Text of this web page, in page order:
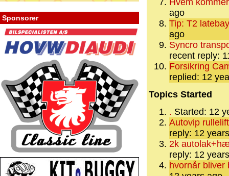
Sponsorer
ago
Tip: T2
ago
Syncro
recent reply:
Forsikring
replied: 12
Topics Started
. Started: 12
Autovip
reply: 12
2k
reply: 12
hvornår